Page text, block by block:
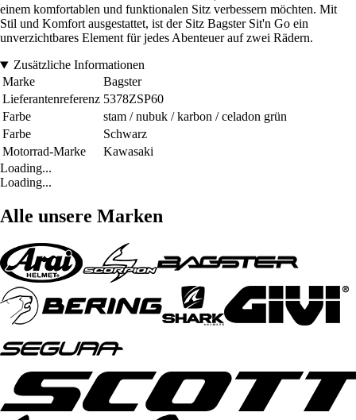
einem komfortablen und funktionalen Sitz verbessern möchten. Mit
Stil und Komfort ausgestattet, ist der Sitz Bagster Sit'n Go ein
unverzichtbares Element für jedes Abenteuer auf zwei Rädern.
Zusätzliche Informationen
Marke
Bagster
Lieferantenreferenz 5378ZSP60
Farbe
stam / nubuk / karbon / celadon grün
Farbe
Schwarz
Motorrad-Marke
Kawasaki
Loading...
Loading...
Alle unsere Marken